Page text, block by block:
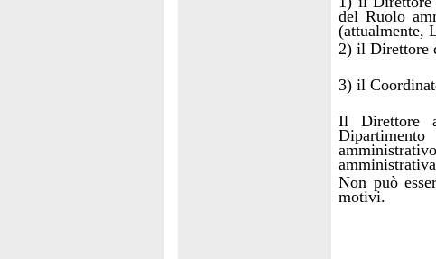
del Ruolo
(attualmente,
2) il Direttore
3) il
Il Direttore
Non può
motivi.